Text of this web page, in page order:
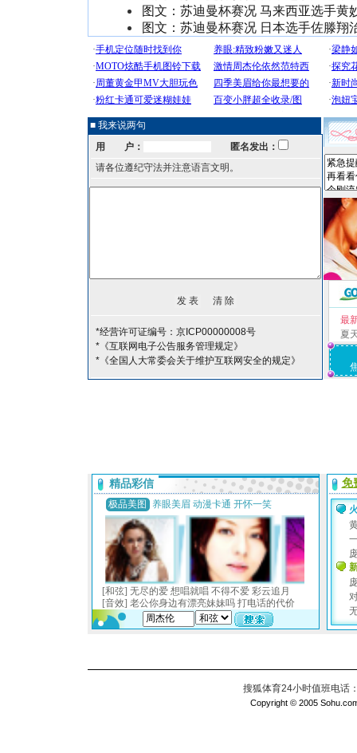
图文：苏迪曼杯赛况 马来西亚选手黄
图文：苏迪曼杯赛况 日本选手佐滕翔
■ 我来说两句
用 户：
匿名发出：
请各位遵纪守法并注意语言文明。
*经营许可证编号：京ICP00000008号
*《互联网电子公告服务管理规定》
*《全国人大常委会关于维护互联网安全的规定》
最
夏
搜狐体育24小时值班电话
Copyright © 2005